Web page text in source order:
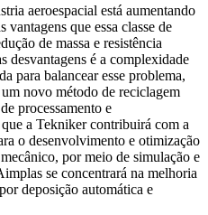
aeroespacial está aumentando
que essa classe de
de massa e resistência
desvantagens é a complexidade
para balancear esse problema,
novo método de reciclagem
processamento e
a Tekniker contribuirá com a
o desenvolvimento e otimização
por meio de simulação e
se concentrará na melhoria
deposição automática e